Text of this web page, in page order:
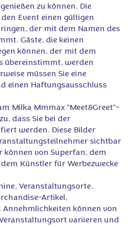
zu können. Die
Event einen gültigen
der mit dem Namen des
Gäste, die keinen
können, der mit dem
übereinstimmt, werden
müssen Sie eine
einen Haftungsausschluss
Milka Mmmax "Meet&Greet"-
dass Sie bei der
werden. Diese Bilder
sichtbar
können von Superfan, dem
Künstler für Werbezwecke
Veranstaltungsorte,
Artikel,
können von
variieren und